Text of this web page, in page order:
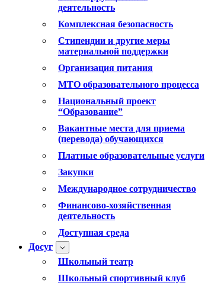
деятельность
Комплексная безопасность
Стипендии и другие меры
материальной поддержки
Организация питания
МТО образовательного процесса
Национальный проект
“Образование”
Вакантные места для приема
(перевода) обучающихся
Платные образовательные услуги
Закупки
Международное сотрудничество
Финансово-хозяйственная
деятельность
Доступная среда
Досуг
Школьный театр
Школьный спортивный клуб